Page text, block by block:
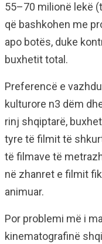
55–70 milionë lekë
që bashkohen me
apo botës, duke
buxhetit total.
Preferencë e
kulturore n3 dëm
rinj shqiptarë,
tyre të filmit të
të filmave të
në zhanret e filmit
animuar.
Por problemi më i
kinematografinë